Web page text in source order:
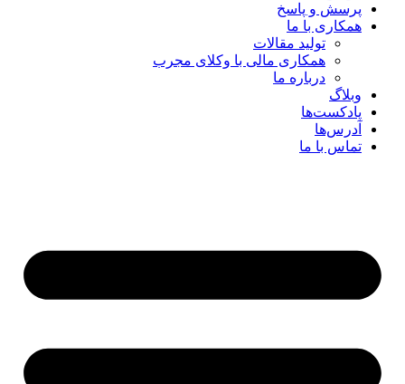
پرسش و پاسخ
همکاری با ما
تولید مقالات
همکاری مالی با وکلای مجرب
درباره ما
وبلاگ
پادکست‌ها
آدرس‌ها
تماس با ما